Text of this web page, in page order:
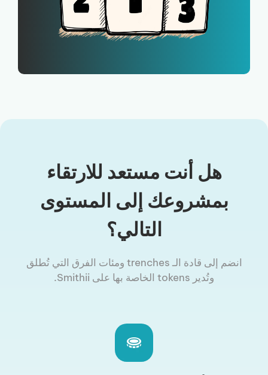
هل أنت مستعد للارتقاء
بمشروعك إلى المستوى
التالي؟
انضم إلى قادة الـ trenches ومئات الفرق التي تُطلق
وتُدير tokens الخاصة بها على Smithii.